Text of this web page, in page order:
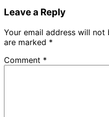
Leave a Reply
Your email address will not
are marked *
Comment *